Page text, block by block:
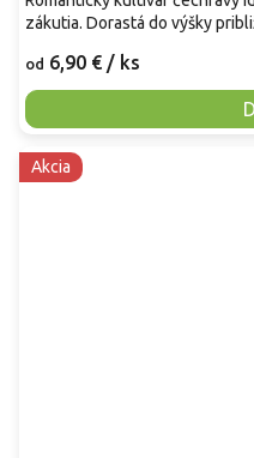
od 6,90 € / ks
zákutia. Dorastá do výšky
Akcia